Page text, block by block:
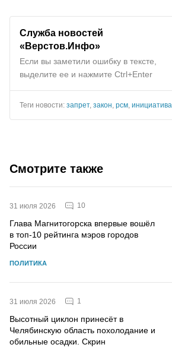
Служба новостей
«Верстов.Инфо»
Если вы заметили ошибку в тексте,
выделите ее и нажмите Ctrl+Enter
Теги новости: запрет, закон рсм инициатива
Смотрите также
31 июля 2026 10
Глава Магнитогорска впервые вошёл
в топ-10 рейтинга мэров городов
России
ПОЛИТИКА
31 июля 2026 1
Высотный циклон принесёт в
Челябинскую область похолодание и
обильные осадки. Скрин